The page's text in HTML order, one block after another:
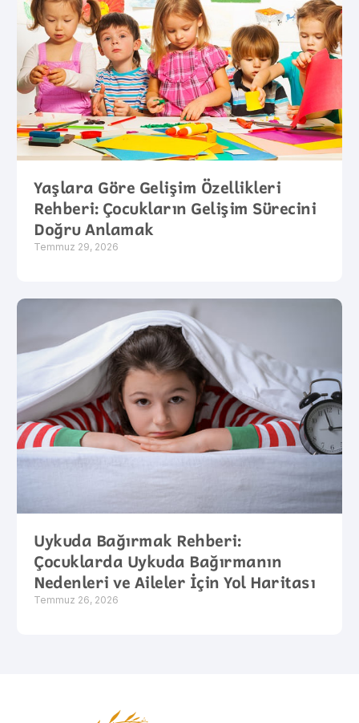
Yaşlara Göre Gelişim Özellikleri
Rehberi: Çocukların Gelişim Sürecini
Doğru Anlamak
Temmuz 29, 2026
Uykuda Bağırmak Rehberi:
Çocuklarda Uykuda Bağırmanın
Nedenleri ve Aileler İçin Yol Haritası
Temmuz 26, 2026